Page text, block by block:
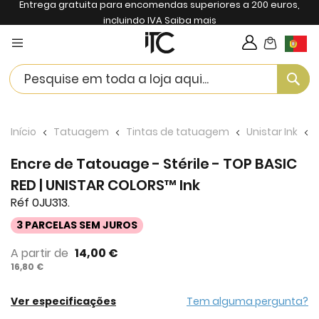
Entrega gratuita para encomendas superiores a 200 euros,
incluindo IVASaiba mais
My Cart
Início Tatuagem Tintas de tatuagem Unistar Ink
Encre de Tatouage - Stérile - TOP BASIC
RED | UNISTAR COLORS™ Ink
Réf 0JU313.
3 PARCELAS SEM JUROS
A partir de 14,00 €
16,80 €
Ver especificações Tem alguma pergunta?